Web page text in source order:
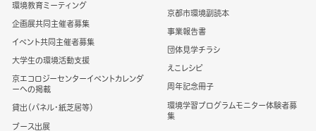
環境教育ミーティング
企画展共同主催者募集
イベント共同主催者募集
大学生の環境活動支援
京エコロジーセンターイベントカレンダ
ーへの掲載
貸出（パネル・紙芝居等）
ブース出展
京都市環境副読本
事業報告書
団体見学チラシ
えこレシピ
周年記念冊子
環境学習プログラムモニター体験者募
集